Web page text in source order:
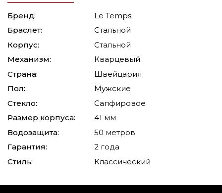
Бренд:
Le Temps
Браслет:
Стальной
Корпус:
Стальной
Механизм:
Кварцевый
Страна:
Швейцария
Пол:
Мужские
Стекло:
Сапфировое
Размер корпуса:
41 мм
Водозащита:
50 метров
Гарантия:
2 года
Стиль:
Классический